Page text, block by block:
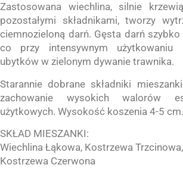
Zastosowana wiechlina, silnie
pozostałymi składnikami, tworzy
ciemnozieloną darń. Gęsta darń szybko
co przy intensywnym użytkowaniu
ubytków w zielonym dywanie trawnika.
Starannie dobrane składniki
zachowanie wysokich walorów
użytkowych. Wysokość koszenia 4-5 cm.
SKŁAD MIESZANKI:
Wiechlina Łąkowa, Kostrzewa
Kostrzewa Czerwona